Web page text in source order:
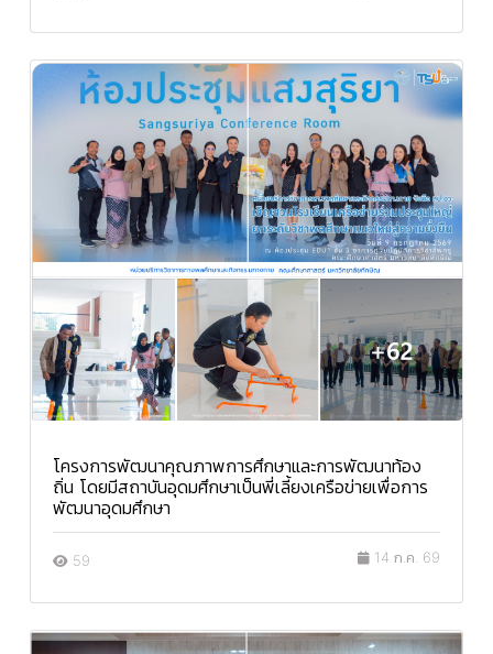
โครงการพัฒนาคุณภาพการศึกษาและการพัฒนาท้อง
ถิ่น โดยมีสถาบันอุดมศึกษาเป็นพี่เลี้ยงเครือข่ายเพื่อการ
พัฒนาอุดมศึกษา
59 14 ก.ค. 69